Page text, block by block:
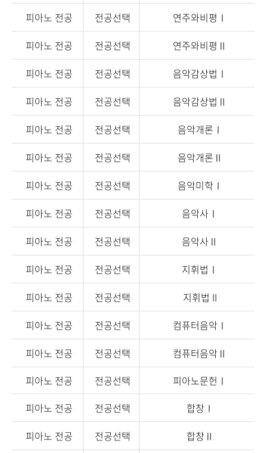
피아노 전공
전공선택
연주와비평Ⅰ
피아노 전공
전공선택
연주와비평Ⅱ
피아노 전공
전공선택
음악감상법Ⅰ
피아노 전공
전공선택
음악감상법Ⅱ
피아노 전공
전공선택
음악개론Ⅰ
피아노 전공
전공선택
음악개론Ⅱ
피아노 전공
전공선택
음악미학Ⅰ
피아노 전공
전공선택
음악사Ⅰ
피아노 전공
전공선택
음악사Ⅱ
피아노 전공
전공선택
지휘법Ⅰ
피아노 전공
전공선택
지휘법 II
피아노 전공
전공선택
컴퓨터음악Ⅰ
피아노 전공
전공선택
컴퓨터음악Ⅱ
피아노 전공
전공선택
피아노문헌Ⅰ
피아노 전공
전공선택
합창Ⅰ
피아노 전공
전공선택
합창Ⅱ